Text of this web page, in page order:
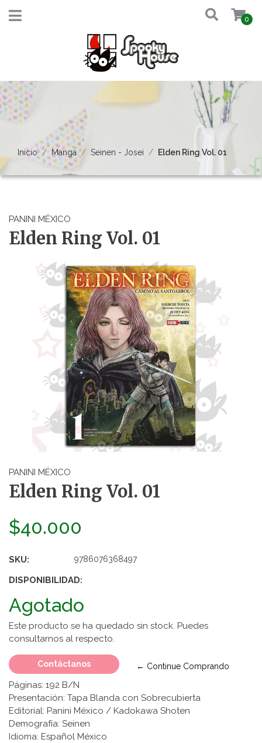
0
Inicio Manga Seinen - Josei Elden Ring Vol. 01
PANINI MÉXICO
Elden Ring Vol. 01
PANINI MÉXICO
Elden Ring Vol. 01
$40.000
SKU: 9786076368497
DISPONIBILIDAD:
Agotado
Este producto se ha quedado sin stock. Puedes
consultarnos al respecto.
Contáctanos ← Continue Comprando
Páginas: 192 B/N
Presentación: Tapa Blanda con Sobrecubierta
Editorial: Panini México / Kadokawa Shoten
Demografía: Seinen
Idioma: Español México